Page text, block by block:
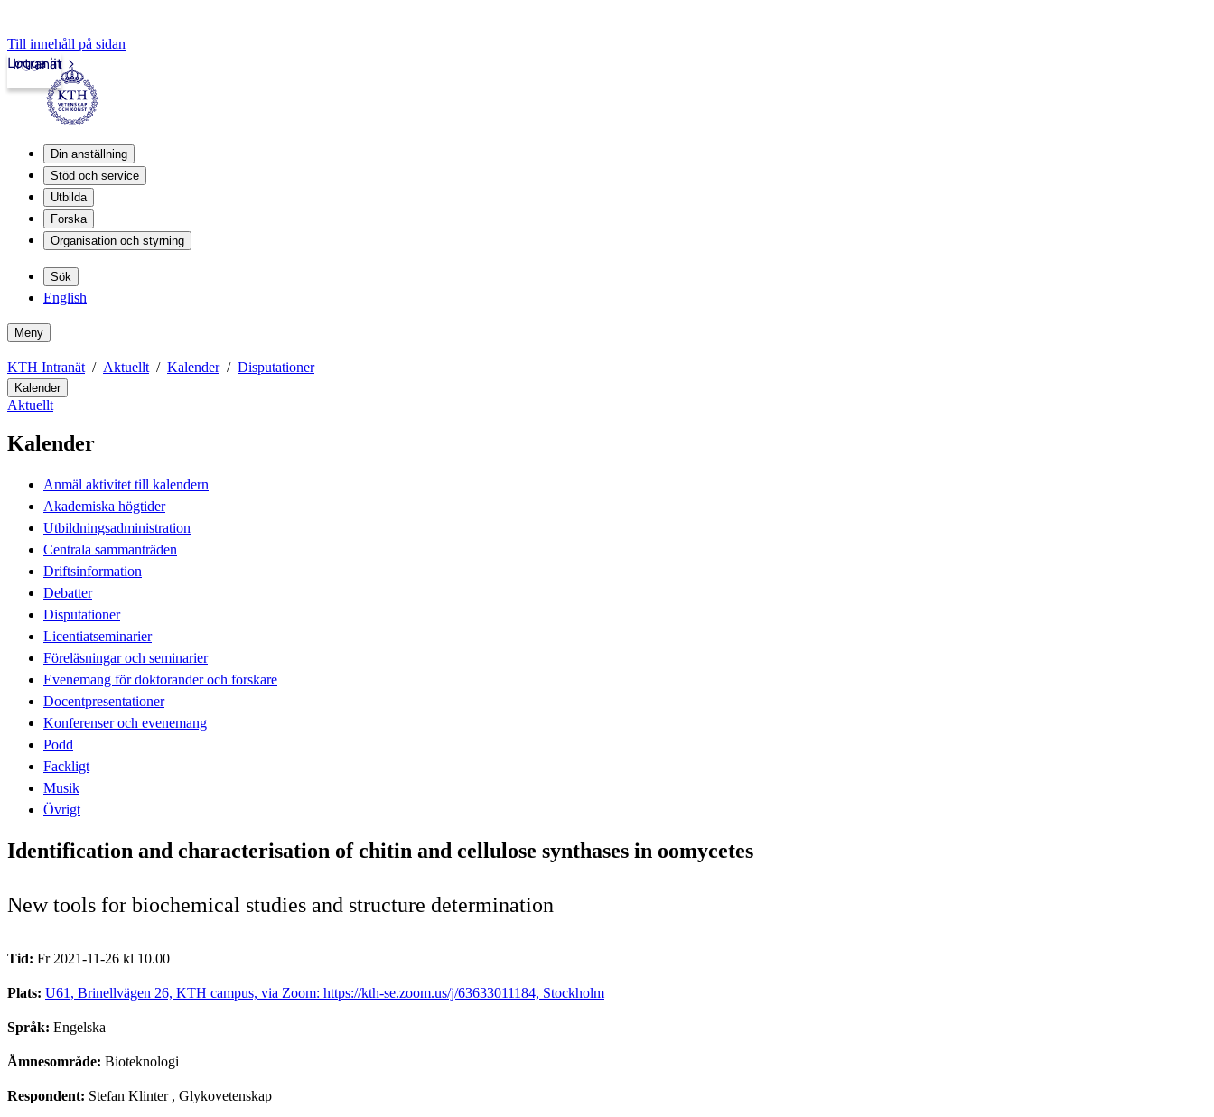
Till innehåll på sidan
Intranät
Logga in
Din anställning
Stöd och service
Utbilda
Forska
Organisation och styrning
Sök
English
Meny
KTH Intranät Aktuellt Kalender Disputationer
Kalender
Aktuellt
Kalender
Anmäl aktivitet till kalendern
Akademiska högtider
Utbildningsadministration
Centrala sammanträden
Driftsinformation
Debatter
Disputationer
Licentiatseminarier
Föreläsningar och seminarier
Evenemang för doktorander och forskare
Docentpresentationer
Konferenser och evenemang
Podd
Fackligt
Musik
Övrigt
Identification and characterisation of chitin and cellulose synthases in oomycetes
New tools for biochemical studies and structure determination
Tid: Fr 2021-11-26 kl 10.00
Plats: U61, Brinellvägen 26, KTH campus, via Zoom: https://kth-se.zoom.us/j/63633011184, Stockholm
Språk: Engelska
Ämnesområde: Bioteknologi
Respondent: Stefan Klinter, Glykovetenskap